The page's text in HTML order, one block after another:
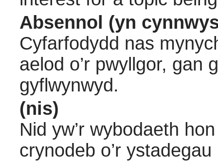
Absennol (yn
Cyfarfodydd nas
aelod o’r pwyllgor, gan
gyflwynwyd.
(nis)
Nid yw’r wybodaeth
crynodeb o’r